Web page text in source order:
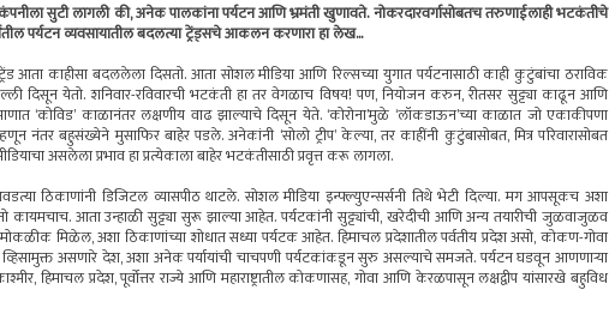
सुटी लागली की, अनेक पालकांना पर्यटन आणि भ्रमंती खुणावते. नोकरदारवर्गासोबतच तरुणाईलाही भटकंतीचे
पर्यटन व्यवसायातील बदलत्या ट्रेंड्सचे आकलन करणारा हा लेख...
ट्रेंड आता काहीसा बदललेला दिसतो. आता सोशल मीडिया आणि रिल्सच्या युगात पर्यटनासाठी काही कुटुंबांचा ठराविक
दिसून येतो. शनिवार-रविवारची भटकंती हा तर वेगळाच विषय! पण, नियोजन करुन, रीतसर सुट्ट्या काढून आणि
‘कोविड’ काळानंतर लक्षणीय वाढ झाल्याचे दिसून येते. ‘कोरोना’मुळे ‘लॉकडाऊन’च्या काळात जो एकाकीपणा
नंतर बहुसंख्येने मुसाफिर बाहेर पडले. अनेकांनी ‘सोलो ट्रीप’ केल्या, तर काहींनी कुटुंबासोबत, मित्र परिवारासोबत
असलेला प्रभाव हा प्रत्येकाला बाहेर भटकंतीसाठी प्रवृत्त करू लागला.
ठिकाणांनी डिजिटल व्यासपीठ थाटले. सोशल मीडिया इन्फ्ल्युएन्सर्सनी तिथे भेटी दिल्या. मग आपसूकच अशा
कायमचाच. आता उन्हाळी सुट्ट्या सुरू झाल्या आहेत. पर्यटकांनी सुट्ट्यांची, खरेदीची आणि अन्य तयारीची जुळवाजुळव
मिळेल, अशा ठिकाणांच्या शोधात सध्या पर्यटक आहेत. हिमाचल प्रदेशातील पर्वतीय प्रदेश असो, कोकण-गोवा
व्हिसामुक्त असणारे देश, अशा अनेक पर्यायांची चाचपणी पर्यटकांकडून सुरु असल्याचे समजते. पर्यटन घडवून आणणार्‍या
हिमाचल प्रदेश, पूर्वोत्तर राज्ये आणि महाराष्ट्रातील कोकणासह, गोवा आणि केरळपासून लक्षद्वीप यांसारखे बहुविध